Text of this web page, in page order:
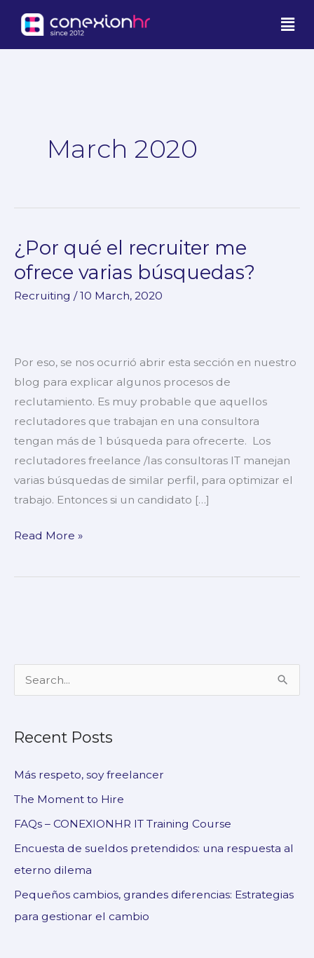
content
March 2020
¿Por qué el recruiter me
ofrece varias búsquedas?
Recruiting /10 March, 2020
Por eso, se nos ocurrió abrir esta sección en nuestro
blog para explicar algunos procesos de
reclutamiento. Es muy probable que aquellos
reclutadores que trabajan en una consultora
tengan más de 1 búsqueda para ofrecerte. Los
reclutadores freelance /las consultoras IT manejan
varias búsquedas de similar perfil, para optimizar el
trabajo. Entonces si un candidato […]
¿Por
qué
el
recruiter
varias
búsquedas?
Read More »
c
Recent Posts
Más respeto, soy freelancer
The Moment to Hire
FAQs – CONEXIONHR IT Training Course
Encuesta de sueldos pretendidos: una respuesta al
eterno dilema
Pequeños cambios, grandes diferencias: Estrategias
para gestionar el cambio